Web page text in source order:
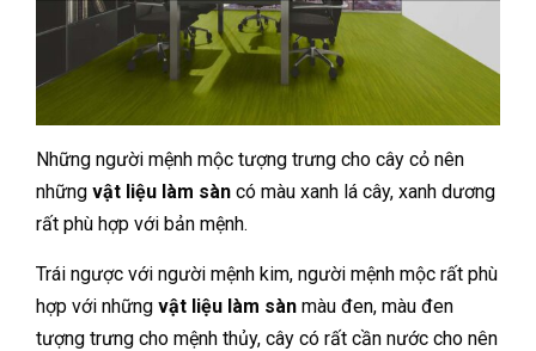
Những người mệnh mộc tượng trưng cho cây cỏ nên
những vật liệu làm sàn có màu xanh lá cây, xanh dương
rất phù hợp với bản mệnh.
Trái ngược với người mệnh kim, người mệnh mộc rất phù
hợp với những vật liệu làm sàn màu đen, màu đen
tượng trưng cho mệnh thủy, cây có rất cần nước cho nên